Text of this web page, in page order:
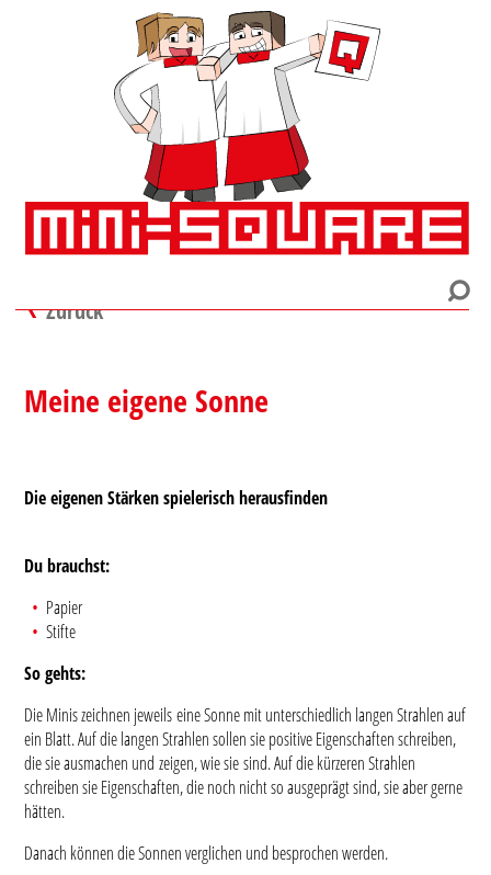
Zurück
Meine eigene Sonne
Die eigenen Stärken spielerisch herausfinden
Du brauchst:
Papier
Stifte
So gehts:
Die Minis zeichnen jeweils eine Sonne mit unterschiedlich langen Strahlen auf
ein Blatt. Auf die langen Strahlen sollen sie positive Eigenschaften schreiben,
die sie ausmachen und zeigen, wie sie sind. Auf die kürzeren Strahlen
schreiben sie Eigenschaften, die noch nicht so ausgeprägt sind, sie aber gerne
hätten.
Danach können die Sonnen verglichen und besprochen werden.